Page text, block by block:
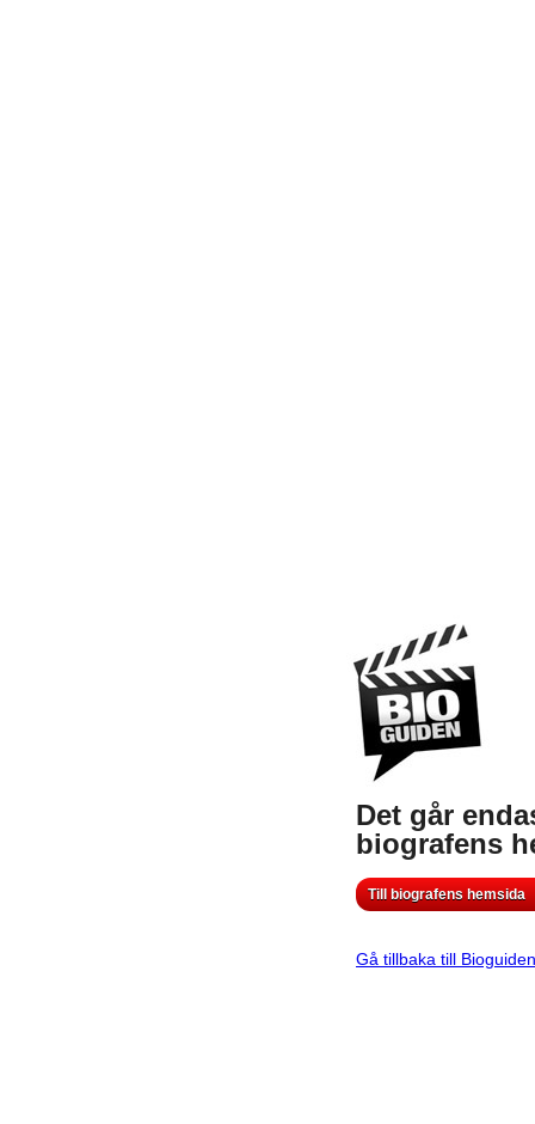
Det går
biografens
Till biografens hemsida
Gå tillbaka till Bioguiden